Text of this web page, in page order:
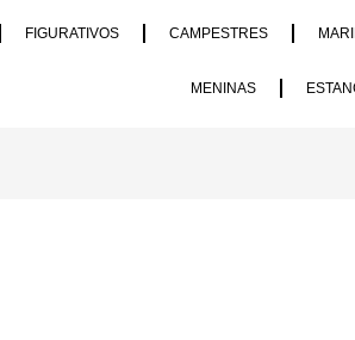
FIGURATIVOS CAMPESTRES
MENINAS